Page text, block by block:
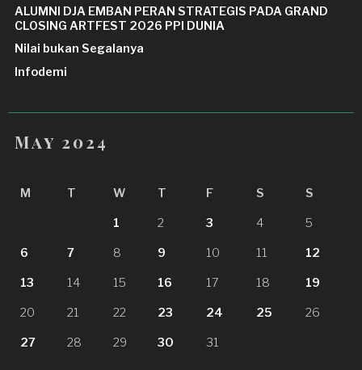
ALUMNI DJA EMBAN PERAN STRATEGIS PADA GRAND
CLOSING ARTFEST 2026 PPI DUNIA
Nilai bukan Segalanya
Infodemi
May 2024
M T W T F S S
1 2 3 4 5
6 7 8 9 10 11 12
13 14 15 16 17 18 19
20 21 22 23 24 25 26
27 28 29 30 31